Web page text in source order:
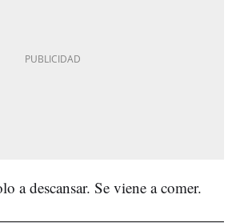
a descansar. Se viene a comer.